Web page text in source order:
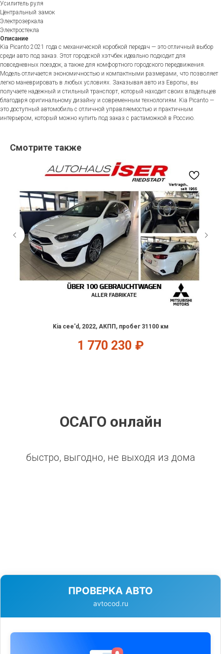
Усилитель руля
Центральный замок
Электрозеркала
Электростекла
Описание
Kia Picanto 2021 года с механической коробкой передач — это отличный выбор
среди авто под заказ. Этот городской хэтчбек идеально подходит для
повседневных поездок, а также для комфортного городского передвижения.
Модель отличается экономичностью и компактными размерами, что позволяет
легко маневрировать в любых условиях. Заказывая авто из Европы, вы
получаете надежный и стильный транспорт, который находит своих владельцев
благодаря оригинальному дизайну и современным технологиям. Kia Picanto —
это доступный автомобиль с отличной управляемостью и практичным
интерьером, который можно купить под заказ с растаможкой в Россию.
Смотрите также
Kia cee'd, 2022, АКПП, пробег 31100 км
1 770 230 ₽
ОСАГО онлайн
быстро, выгодно, не выходя из дома
ПРОВЕРКА АВТО
avtocod.ru